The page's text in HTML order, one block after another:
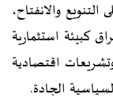
والانفتاح،
كبيئة استثمارية
اقتصادية
الجادة.